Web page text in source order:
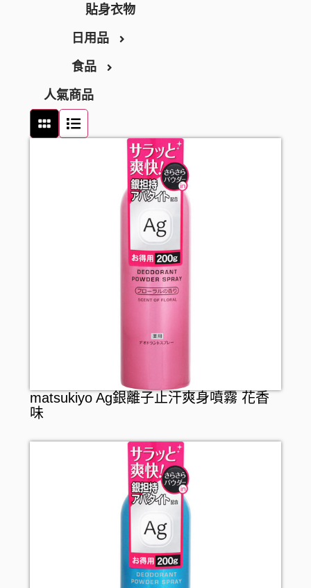
INJESK
SKIO
防疫口罩
隱形眼鏡護理
消毒清潔
身體護理
沐浴產品
潤膚產品
止汗香體
手部護理
足部護理
頭髮護理
頭髮配件
口腔護理
女士衛生護理
男士剃鬚用品
貼身衣物
日用品
家居用品
家居清潔
廚房用品
廚具清潔
浴室清潔
衣洗用品
醫療用品
介護用品
寵物產品
食品
零食及甜點
罐頭及乾貨
麵食及調味醬料
人氣商品
matsukiyo Ag銀離子止汗爽身噴霧 花香
味